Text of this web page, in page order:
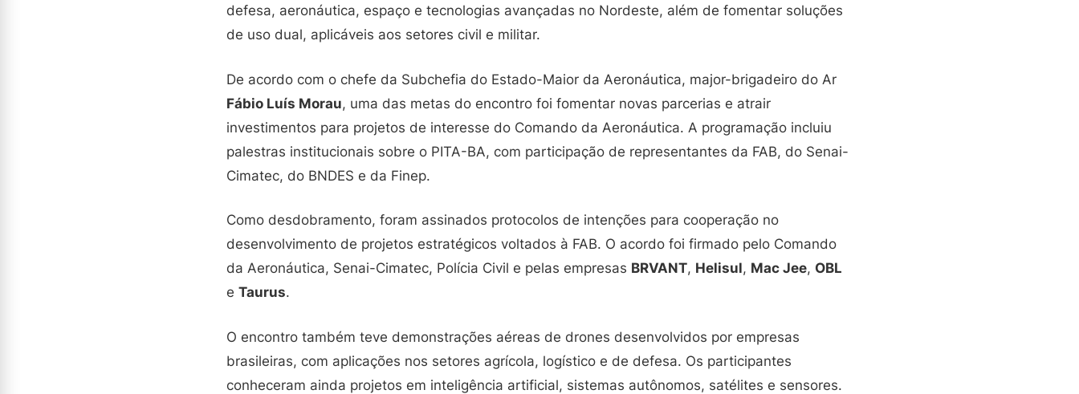
defesa, aeronáutica, espaço e tecnologias avançadas no Nordeste, além de fomentar soluções
de uso dual, aplicáveis aos setores civil e militar.
De acordo com o chefe da Subchefia do Estado-Maior da Aeronáutica, major-brigadeiro do Ar
Fábio Luís Morau, uma das metas do encontro foi fomentar novas parcerias e atrair
investimentos para projetos de interesse do Comando da Aeronáutica. A programação incluiu
palestras institucionais sobre o PITA-BA, com participação de representantes da FAB, do Senai-
Cimatec, do BNDES e da Finep.
Como desdobramento, foram assinados protocolos de intenções para cooperação no
desenvolvimento de projetos estratégicos voltados à FAB. O acordo foi firmado pelo Comando
da Aeronáutica, Senai-Cimatec, Polícia Civil e pelas empresas BRVANT, Helisul, Mac Jee, OBL
e Taurus.
O encontro também teve demonstrações aéreas de drones desenvolvidos por empresas
brasileiras, com aplicações nos setores agrícola, logístico e de defesa. Os participantes
conheceram ainda projetos em inteligência artificial, sistemas autônomos, satélites e sensores.